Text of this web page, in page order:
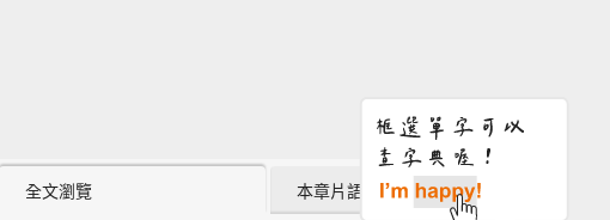
全文瀏覽 本章片語 (0)